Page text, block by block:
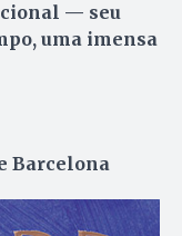
— seu
uma imensa
Barcelona